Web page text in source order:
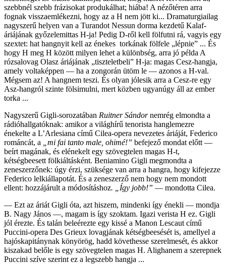
szebbnél szebb frázisokat produkálhat; hiába! A nézőtéren arra
fognak visszaemlékezni, hogy az a H nem jött ki... Dramaturgiailag
nagyszerű helyen van a Turandot Nessun dorma kezdetű Kalaf-
áriájának győzelemittas H-ja! Pedig D-ről kell fölfutni rá, vagyis egy
szextet: hat hangnyit kell az énekes torkának fölfele „lépnie” ... És
hogy H meg H között milyen lehet a különbség, arra jó példa A
rózsalovag Olasz áriájának „tiszteletbeli” H-ja: magas Cesz-hangja,
amely voltaképpen — ha a zongorán ütöm le — azonos a H-val.
Mégsem az! A hangnem teszi. És olyan jólesik arra a Cesz-re egy
Asz-hangról szinte fölsimulni, mert közben ugyanúgy áll az ember
torka ...
Nagyszerű Gigli-sorozatában Ruitner Sándornemrég elmondta a
rádióhallgatóknak: amikor a világhírű tenorista hanglemezre
énekelte a L’Arlesiana című Cilea-opera nevezetes áriáját, Federico
románcát, a
„mi fai tanto male, ohimé!” befejező mondat előtt —
beírt magának, és elénekelt egy szövegtelen magas H-t,
kétségbeesett fölkiáltásként. Beniamino Gigli megmondta a
zeneszerzőnek: úgy érzi, szüksége van arra a hangra, hogy kifejezze
Federico lelkiállapotát. És a zeneszerző nem hogy nem mondott
ellent: hozzájárult a módosításhoz. „Így jobb!” — mondotta Cilea.
— Ezt az áriát Gigli óta, azt hiszem, mindenki így énekli — mondja
B. Nagy János —, magam is így szoktam. Igazi verista H ez. Gigli
jól érezte. És talán beleérezte egy kissé a Manon Lescaut című
Puccini-opera Des Grieux lovagjának kétségbeesését is, amellyel a
hajóskapitánynak könyörög, hadd követhesse szerelmesét, és akkor
kiszakad belőle is egy szövegtelen magas H. Alighanem a szerepnek
Puccini szíve szerint ez a legszebb hangja ...